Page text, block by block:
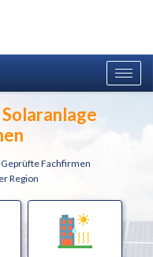
Geprüfte Fachfirmen
Region